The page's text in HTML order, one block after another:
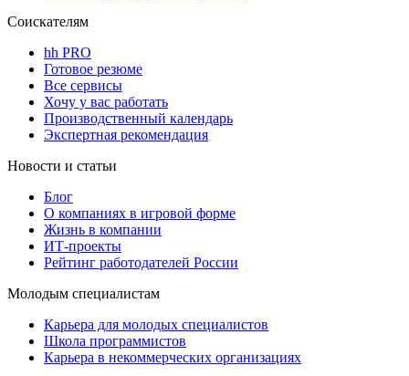
Соискателям
hh PRO
Готовое резюме
Все сервисы
Хочу у вас работать
Производственный календарь
Экспертная рекомендация
Новости и статьи
Блог
О компаниях в игровой форме
Жизнь в компании
ИТ-проекты
Рейтинг работодателей России
Молодым специалистам
Карьера для молодых специалистов
Школа программистов
Карьера в некоммерческих организациях